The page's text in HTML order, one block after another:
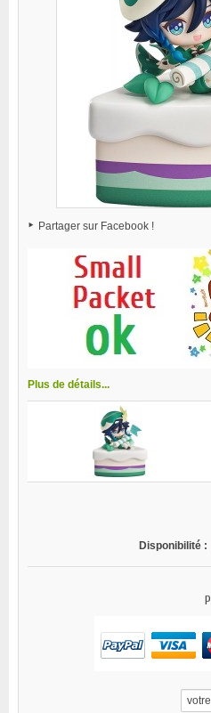
Partager sur Facebook !
Plus de détails...
Disponibilité :